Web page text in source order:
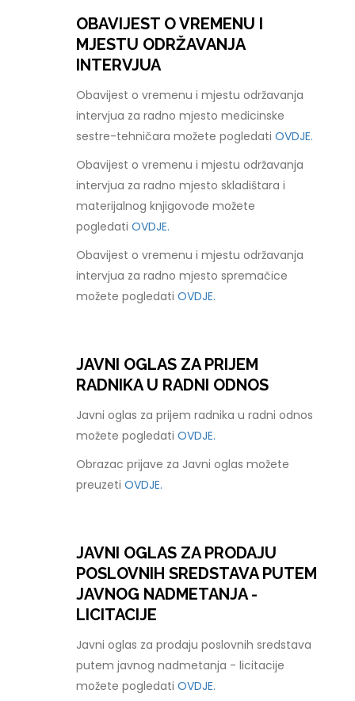
OBAVIJEST O VREMENU I
MJESTU ODRŽAVANJA
INTERVJUA
Obavijest o vremenu i mjestu održavanja
intervjua za radno mjesto medicinske
sestre-tehničara možete pogledatiOVDJE.
Obavijest o vremenu i mjestu održavanja
intervjua za radno mjesto skladištara i
materijalnog knjigovođe možete
pogledatiOVDJE.
Obavijest o vremenu i mjestu održavanja
intervjua za radno mjesto spremačice
možete pogledatiOVDJE.
JAVNI OGLAS ZA PRIJEM
RADNIKA U RADNI ODNOS
Javni oglas za prijem radnika u radni odnos
možete pogledatiOVDJE.
Obrazac prijave za Javni oglas možete
preuzetiOVDJE.
JAVNI OGLAS ZA PRODAJU
POSLOVNIH SREDSTAVA PUTEM
JAVNOG NADMETANJA -
LICITACIJE
Javni oglas za prodaju poslovnih sredstava
putem javnog nadmetanja - licitacije
možete pogledatiOVDJE.